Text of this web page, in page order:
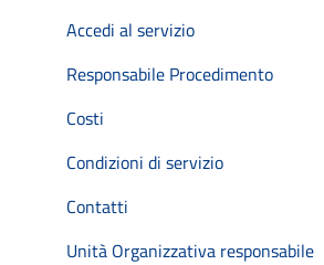
Accedi al servizio
Responsabile Procedimento
Costi
Condizioni di servizio
Contatti
Unità Organizzativa responsabile